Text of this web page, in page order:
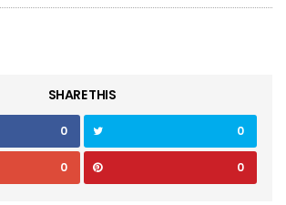
SHARE THIS
0 0
0 0